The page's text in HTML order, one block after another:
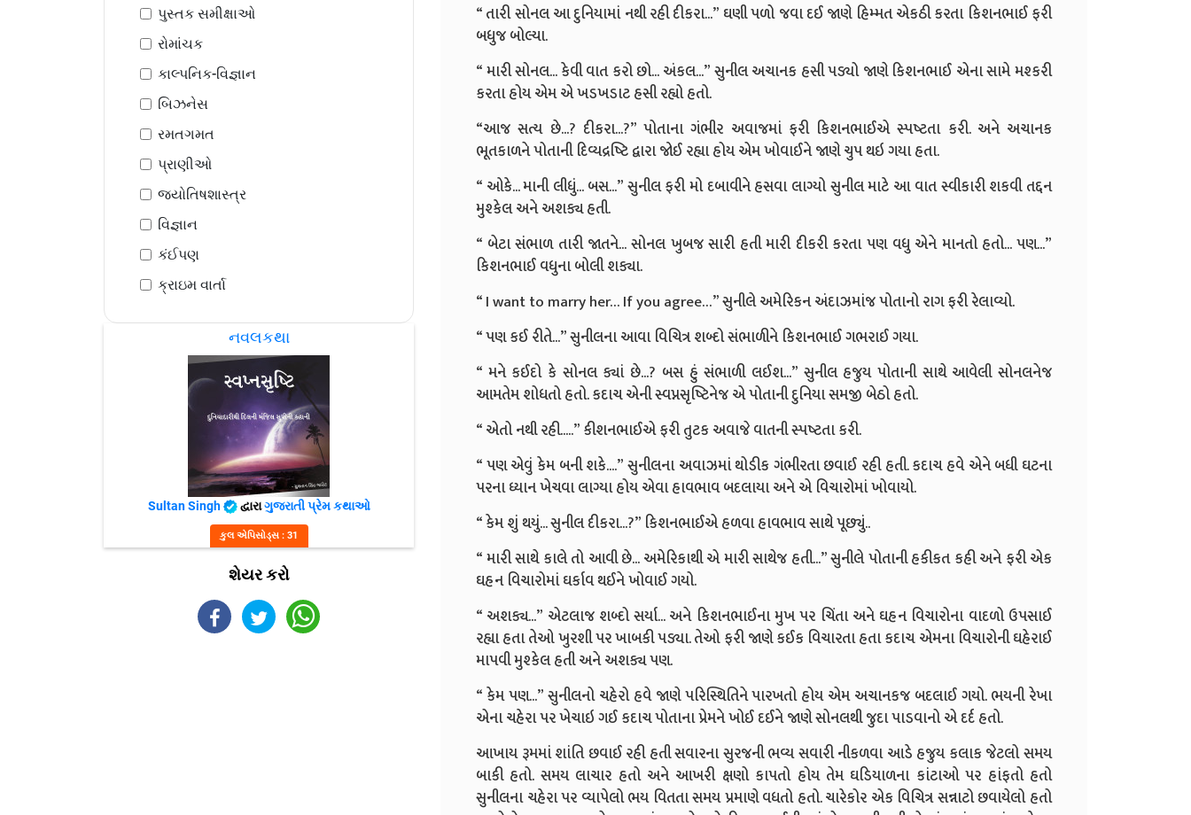
પુસ્તક સમીક્ષાઓ
રોમાંચક
કાલ્પનિક-વિજ્ઞાન
બિઝનેસ
રમતગમત
પ્રાણીઓ
જ્યોતિષશાસ્ત્ર
વિજ્ઞાન
કંઈપણ
ક્રાઇમ વાર્તા
નવલકથા
Sultan Singh દ્વારાગુજરાતી પ્રેમ કથાઓ
કુલ એપિસોડ્સ : 31
શેયર કરો
“ તારી સોનલ આ દુનિયામાં નથી રહી દીકરા...” ઘણી પળો જવા દઈ જાણે હિમ્મત એકઠી કરતા કિશનભાઈ ફરી
બધુજ બોલ્યા.
“ મારી સોનલ... કેવી વાત કરો છો... અંકલ...” સુનીલ અચાનક હસી પડ્યો જાણે કિશનભાઈ એના સામે મશ્કરી
કરતા હોય એમ એ ખડખડાટ હસી રહ્યો હતો.
“આજ સત્ય છે...? દીકરા...?” પોતાના ગંભીર અવાજમાં ફરી કિશનભાઈએ સ્પષ્ટતા કરી. અને અચાનક
ભૂતકાળને પોતાની દિવ્યદ્રષ્ટિ દ્વારા જોઈ રહ્યા હોય એમ ખોવાઈને જાણે ચુપ થઇ ગયા હતા.
“ ઓકે... માની લીધું... બસ...” સુનીલ ફરી મો દબાવીને હસવા લાગ્યો સુનીલ માટે આ વાત સ્વીકારી શકવી તદ્દન
મુશ્કેલ અને અશક્ય હતી.
“ બેટા સંભાળ તારી જાતને... સોનલ ખુબજ સારી હતી મારી દીકરી કરતા પણ વધુ એને માનતો હતો... પણ...”
કિશનભાઈ વધુના બોલી શક્યા.
“ I want to marry her… If you agree…” સુનીલે અમેરિકન અંદાઝમાંજ પોતાનો રાગ ફરી રેલાવ્યો.
“ પણ કઈ રીતે...” સુનીલના આવા વિચિત્ર શબ્દો સંભાળીને કિશનભાઈ ગભરાઈ ગયા.
“ મને કઈદો કે સોનલ ક્યાં છે...? બસ હું સંભાળી લઈશ...” સુનીલ હજુય પોતાની સાથે આવેલી સોનલનેજ
આમતેમ શોધતો હતો. કદાચ એની સ્વપ્નસૃષ્ટિનેજ એ પોતાની દુનિયા સમજી બેઠો હતો.
“ એતો નથી રહી.....” કીશનભાઈએ ફરી તુટક અવાજે વાતની સ્પષ્ટતા કરી.
“ પણ એવું કેમ બની શકે....” સુનીલના અવાઝમાં થોડીક ગંભીરતા છવાઈ રહી હતી. કદાચ હવે એને બધી ઘટના
પરના ધ્યાન ખેચવા લાગ્યા હોય એવા હાવભાવ બદલાયા અને એ વિચારોમાં ખોવાયો.
“ કેમ શું થયું... સુનીલ દીકરા...?” કિશનભાઈએ હળવા હાવભાવ સાથે પૂછ્યું..
“ મારી સાથે કાલે તો આવી છે... અમેરિકાથી એ મારી સાથેજ હતી...” સુનીલે પોતાની હકીકત કહી અને ફરી એક
ઘહન વિચારોમાં ઘર્કાવ થઈને ખોવાઈ ગયો.
“ અશક્ય...” એટલાજ શબ્દો સર્યા... અને કિશનભાઈના મુખ પર ચિંતા અને ઘહન વિચારોના વાદળો ઉપસાઈ
રહ્યા હતા તેઓ ખુરશી પર ખાબકી પડ્યા. તેઓ ફરી જાણે કઈક વિચારતા હતા કદાચ એમના વિચારોની ઘહેરાઈ
માપવી મુશ્કેલ હતી અને અશક્ય પણ.
“ કેમ પણ...” સુનીલનો ચહેરો હવે જાણે પરિસ્થિતિને પારખતો હોય એમ અચાનકજ બદલાઈ ગયો. ભયની રેખા
એના ચહેરા પર ખેચાઇ ગઈ કદાચ પોતાના પ્રેમને ખોઈ દઈને જાણે સોનલથી જુદા પાડવાનો એ દર્દ હતો.
આખાય રૂમમાં શાંતિ છવાઈ રહી હતી સવારના સુરજની ભવ્ય સવારી નીકળવા આડે હજુય કલાક જેટલો સમય
બાકી હતો. સમય લાચાર હતો અને આખરી ક્ષણો કાપતો હોય તેમ ઘડિયાળના કાંટાઓ પર હાંફતો હતો
સુનીલના ચહેરા પર વ્યાપેલો ભય વિતતા સમય પ્રમાણે વધતો હતો. ચારેકોર એક વિચિત્ર સન્નાટો છવાયેલો હતો